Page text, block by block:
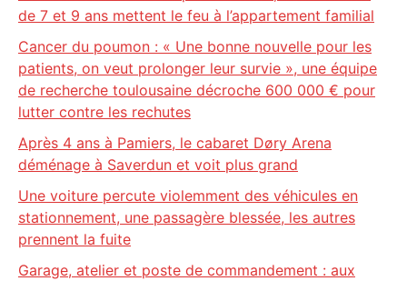
de 7 et 9 ans mettent le feu à l’appartement familial
Cancer du poumon : « Une bonne nouvelle pour les
patients, on veut prolonger leur survie », une équipe
de recherche toulousaine décroche 600 000 € pour
lutter contre les rechutes
Après 4 ans à Pamiers, le cabaret Døry Arena
déménage à Saverdun et voit plus grand
Une voiture percute violemment des véhicules en
stationnement, une passagère blessée, les autres
prennent la fuite
Garage, atelier et poste de commandement : aux